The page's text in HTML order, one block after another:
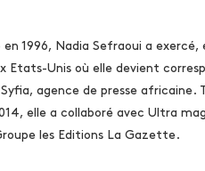
1996, Nadia Sefraoui a exercé,
Etats-Unis où elle devient
agence de presse africaine.
elle a collaboré avec Ultra
les Editions La Gazette.